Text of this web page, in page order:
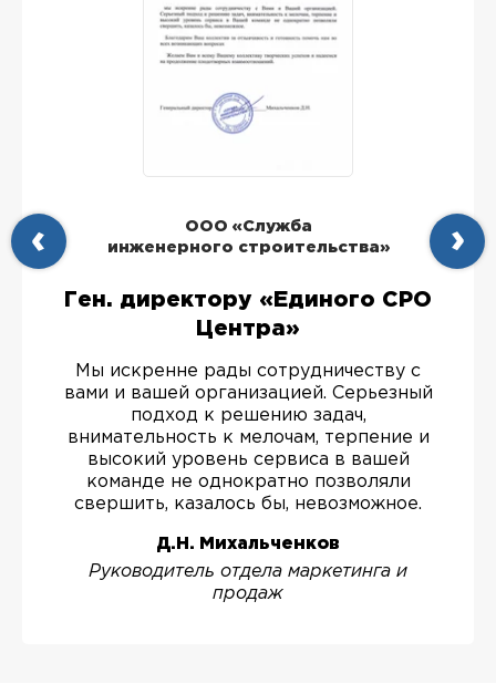
ООО «Служба
инженерного строительства»
Ген. директору «Единого СРО
Центра»
Мы искренне рады сотрудничеству с
вами и вашей организацией. Серьезный
подход к решению задач,
внимательность к мелочам, терпение и
высокий уровень сервиса в вашей
команде не однократно позволяли
свершить, казалось бы, невозможное.
Д.Н. Михальченков
Руководитель отдела маркетинга и
продаж